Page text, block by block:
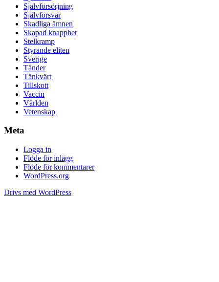
Självförsörjning
Självförsvar
Skadliga ämnen
Skapad knapphet
Stelkramp
Styrande eliten
Sverige
Tänder
Tänkvärt
Tillskott
Vaccin
Världen
Vetenskap
Meta
Logga in
Flöde för inlägg
Flöde för kommentarer
WordPress.org
Drivs med WordPress